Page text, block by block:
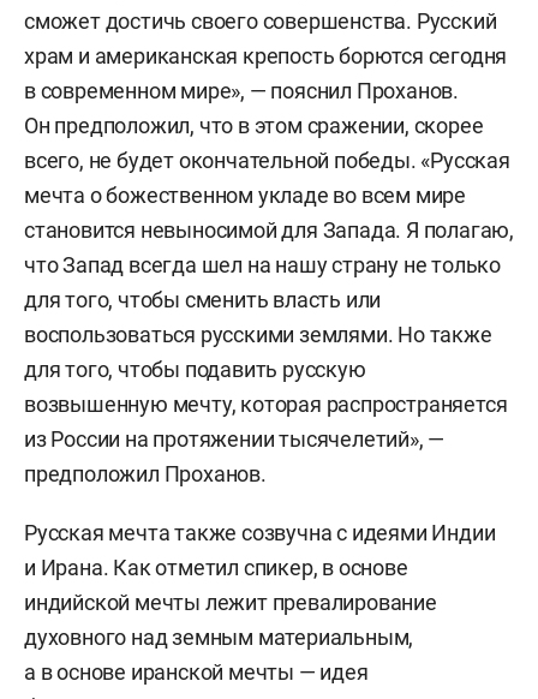
сможет достичь своего совершенства. Русский
храм и американская крепость борются сегодня
в современном мире», — пояснил Проханов.
Он предположил, что в этом сражении, скорее
всего, не будет окончательной победы. «Русская
мечта о божественном укладе во всем мире
становится невыносимой для Запада. Я полагаю,
что Запад всегда шел на нашу страну не только
для того, чтобы сменить власть или
воспользоваться русскими землями. Но также
для того, чтобы подавить русскую
возвышенную мечту, которая распространяется
из России на протяжении тысячелетий», —
предположил Проханов.
Русская мечта также созвучна с идеями Индии
и Ирана. Как отметил спикер, в основе
индийской мечты лежит превалирование
духовного над земным материальным,
а в основе иранской мечты — идея